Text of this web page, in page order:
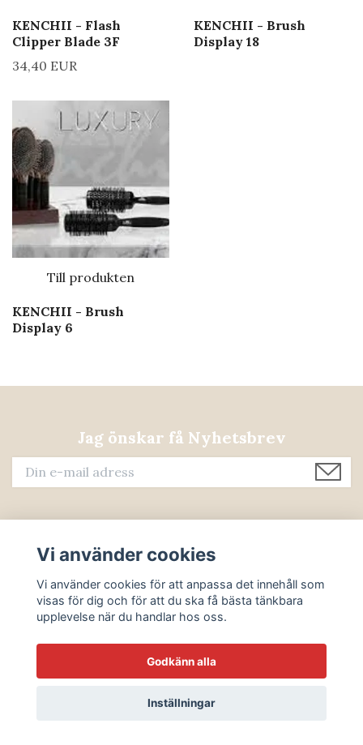
KENCHII - Flash
Clipper Blade 3F
34,40 EUR
KENCHII - Brush
Display 18
Till produkten
KENCHII - Brush
Display 6
Jag önskar få Nyhetsbrev
OM OSS
CUSTOMER SERVICE
Läs mer
Vi använder cookies
Vi använder cookies för att anpassa det innehåll som
visas för dig och för att du ska få bästa tänkbara
upplevelse när du handlar hos oss.
Godkänn alla
Inställningar